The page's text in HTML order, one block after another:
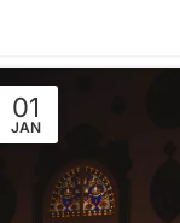
01
JAN